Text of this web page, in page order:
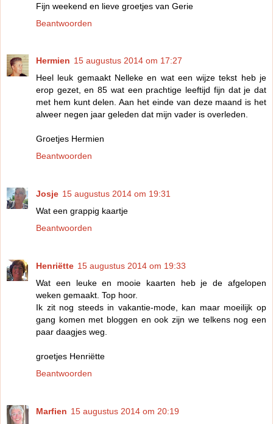
Fijn weekend en lieve groetjes van Gerie
Beantwoorden
Hermien 15 augustus 2014 om 17:27
Heel leuk gemaakt Nelleke en wat een wijze tekst heb je
erop gezet, en 85 wat een prachtige leeftijd fijn dat je dat
met hem kunt delen. Aan het einde van deze maand is het
alweer negen jaar geleden dat mijn vader is overleden.
Groetjes Hermien
Beantwoorden
Josje 15 augustus 2014 om 19:31
Wat een grappig kaartje
Beantwoorden
Henriëtte 15 augustus 2014 om 19:33
Wat een leuke en mooie kaarten heb je de afgelopen
weken gemaakt. Top hoor.
Ik zit nog steeds in vakantie-mode, kan maar moeilijk op
gang komen met bloggen en ook zijn we telkens nog een
paar daagjes weg.
groetjes Henriëtte
Beantwoorden
Marfien 15 augustus 2014 om 20:19